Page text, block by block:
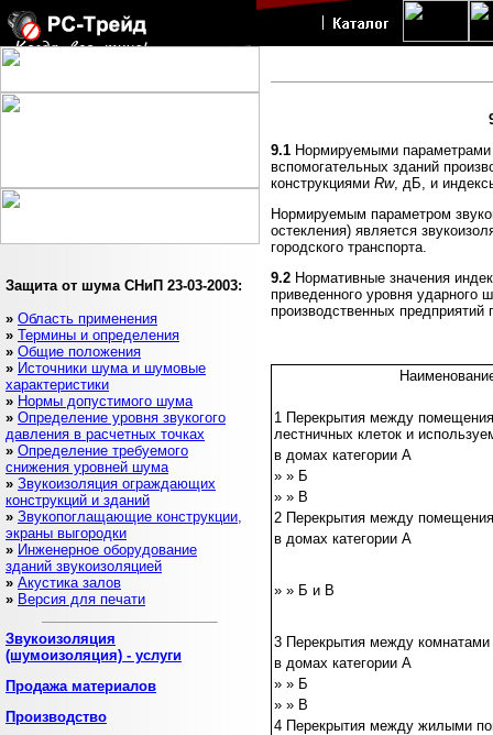
Защита от шума СНиП 23-03-2003:
» Область применения
» Термины и определения
» Общие положения
» Источники шума и шумовые
характеристики
» Нормы допустимого шума
» Определение уровня звукогого
давления в расчетных точках
» Определение требуемого
снижения уровней шума
» Звукоизоляция ограждающих
конструкций и зданий
» Звукопоглащающие конструкции,
экраны выгородки
» Инженерное оборудование
зданий звукоизоляцией
» Акустика залов
» Версия для печати
Звукоизоляция
(шумоизоляция) - услуги
Продажа материалов
Производство
9.1 Нормируемыми параметрами
вспомогательных зданий
конструкциями Rw, дБ, и
Нормируемым параметром
остекления) является
городского транспорта.
9.2 Нормативные значения
приведенного уровня ударного
производственных
1 Перекрытия между
лестничных клеток и
в домах категории А
» » Б
» » В
2 Перекрытия между
в домах категории А
» » Б и В
3 Перекрытия между комнатами
в домах категории А
» » Б
» » В
4 Перекрытия между жилыми